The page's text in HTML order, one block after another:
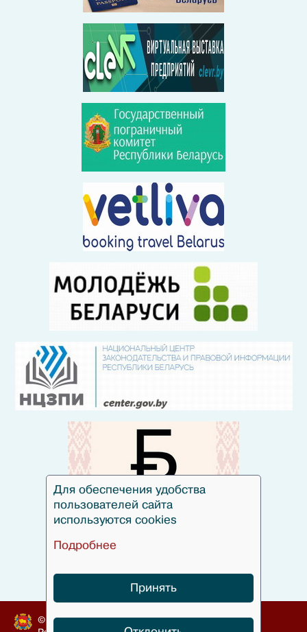
© Гродненский облисполком, 2010-2024
Для обеспечения удобства
пользователей сайта
используются cookies
Подробнее
Принять